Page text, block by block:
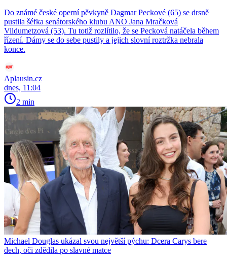
Do známé české operní pěvkyně Dagmar Peckové (65) se drsně
pustila šéfka senátorského klubu ANO Jana Mračková
Vildumetzová (53). Tu totiž rozlítilo, že se Pecková natáčela během
řízení. Dámy se do sebe pustily a jejich slovní roztržka nebrala
konce.
Aplausin.cz
dnes, 11:04
2 min
Michael Douglas ukázal svou největší pýchu: Dcera Carys bere
dech, oči zdědila po slavné matce